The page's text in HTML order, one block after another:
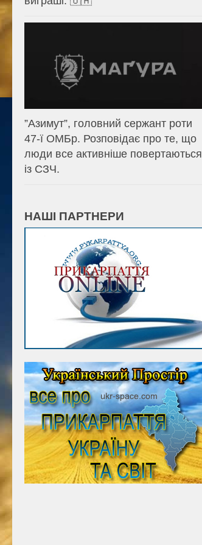
⁨”Азимут”, головний сержант роти
47-ї ОМБр. Розповідає про те, що
люди все активніше повертаються
із СЗЧ.
НАШІ ПАРТНЕРИ